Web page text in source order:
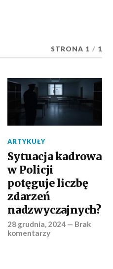
STRONA 1 / 1
ARTYKUŁY
Sytuacja kadrowa
w Policji
potęguje liczbę
zdarzeń
nadzwyczajnych?
28 grudnia, 2024 — Brak
komentarzy